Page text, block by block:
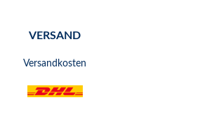
VERSAND
Versandkosten